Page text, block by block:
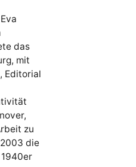
das
mit
Editorial
zu
die